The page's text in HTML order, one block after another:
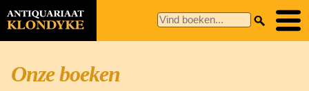
Onze boeken